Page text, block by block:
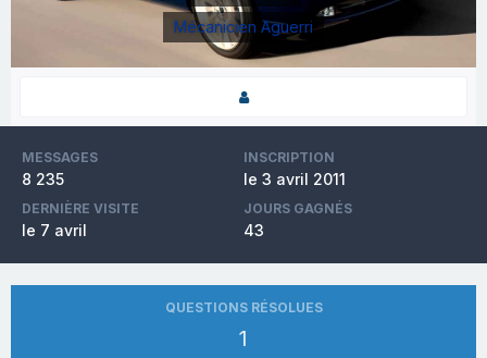
Mécanicien Aguerri
MESSAGES
8 235
INSCRIPTION
le 3 avril 2011
DERNIÈRE VISITE
le 7 avril
JOURS GAGNÉS
43
QUESTIONS RÉSOLUES
1